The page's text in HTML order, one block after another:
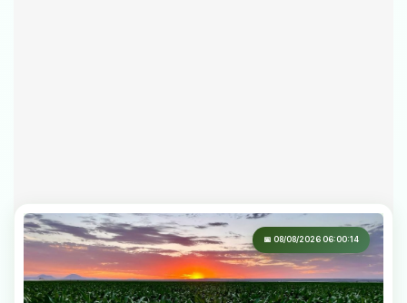
📅 08/08/2026 06:00:14